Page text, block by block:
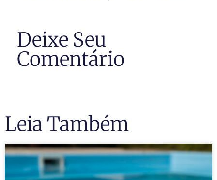
Deixe Seu
Comentário
Leia Também